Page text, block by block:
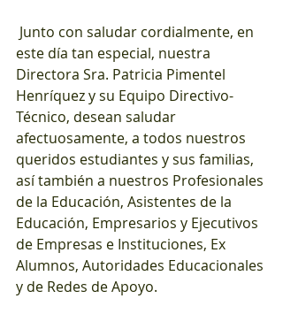
este día tan especial, nuestra
Directora Sra. Patricia Pimentel
Henríquez y su Equipo Directivo-
Técnico, desean saludar
afectuosamente, a todos nuestros
queridos estudiantes y sus familias,
así también a nuestros Profesionales
de la Educación, Asistentes de la
Educación, Empresarios y Ejecutivos
de Empresas e Instituciones, Ex
Alumnos, Autoridades Educacionales
y de Redes de Apoyo.